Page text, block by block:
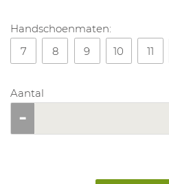
Handschoenmaten:
7
8 9 10 11
Aantal